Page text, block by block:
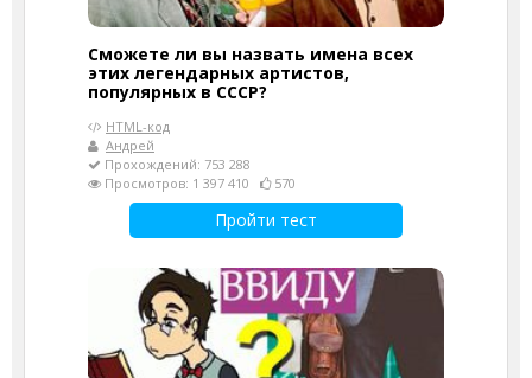
Сможете ли вы назвать имена всех
этих легендарных артистов,
популярных в СССР?
HTML-код
Андрей
Прохождений: 753 288
Просмотров: 1 397 410
570
Пройти тест